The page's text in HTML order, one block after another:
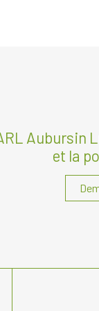
Aubursin
et la